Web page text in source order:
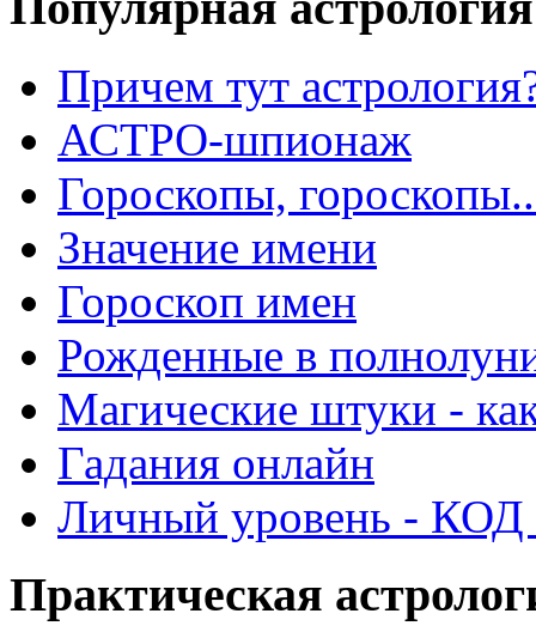
Причем тут
АСТРО-шпионаж
Гороскопы,
Значение имени
Гороскоп имен
Рожденные в
Магические штуки -
Гадания онлайн
Личный уровень - КОД
Практическая